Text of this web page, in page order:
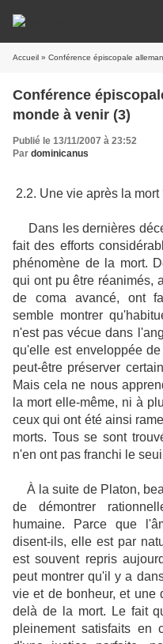
Accueil » Conférence épiscopale
Conférence
monde à venir (3)
Publié le 13/11/2007 à 23:52
Par dominicanus
2.2. Une vie après la mort
Dans les dernières
fait des efforts
phénomène de la mort.
qui ont pu être réanimés,
de coma avancé, ont
semble montrer
n'est pas vécue dans
qu'elle est enveloppée
peut-être préserver
Mais cela ne nous
la mort elle-même, ni à
ceux qui ont été ainsi
morts. Tous se sont
n'en ont pas franchi le
À la suite de Platon,
de démontrer
humaine. Parce que
disent-ils, elle est par
est souvent repris
peut montrer qu'il y a
vie et de bonheur, et une
delà de la mort. Le fait
pleinement satisfaits en